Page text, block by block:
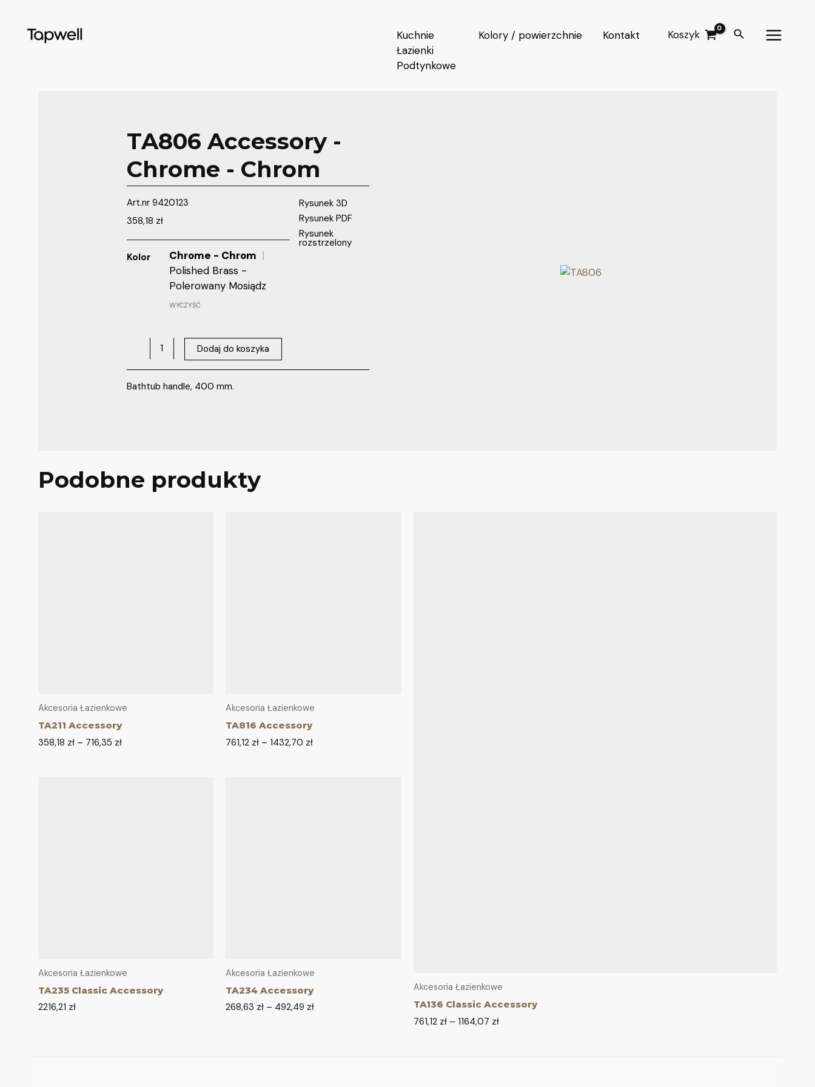
Kuchnie
Łazienki
Podtynkowe
Kolory / powierzchnie Kontakt Koszyk
TA806 Accessory -
Chrome - Chrom
Art.nr9420123
358,18 zł
Kolor
Chrome - Chrom
Polished Brass -
Polerowany Mosiądz
WYCZYŚĆ
Dodaj do koszyka
Rysunek 3D
Rysunek PDF
Rysunek
rozstrzelony
Bathtub handle, 400 mm.
Podobne produkty
Akcesoria Łazienkowe
TA211 Accessory
358,18 zł– 716,35 zł
Akcesoria Łazienkowe
TA816 Accessory
761,12 zł – 1432,70 zł
Akcesoria Łazienkowe
TA136 Classic Accessory
761,12 zł– 1164,07 zł
Akcesoria Łazienkowe
TA235 Classic Accessory
2216,21 zł
Akcesoria Łazienkowe
TA234 Accessory
268,63 zł – 492,49 zł